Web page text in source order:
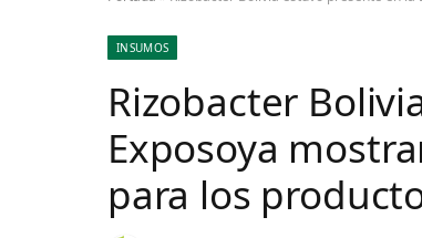
INSUMOS
Rizobacter
Exposoya
para los